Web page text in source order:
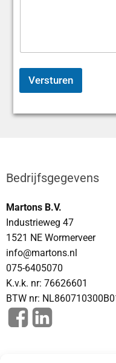
k
Versturen
Bedrijfsgegevens
Martons B.V.
Industrieweg 47
1521 NE Wormerveer
info@martons.nl
075-6405070
K.v.k. nr: 76626601
BTW nr: